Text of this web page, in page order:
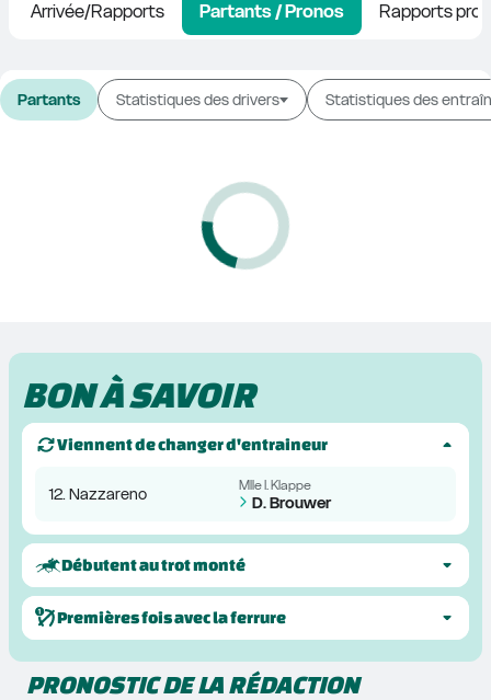
Arrivée/Rapports Partants / Pronos Rapports
Partants Statistiques des drivers Statistiques des
BON À SAVOIR
Viennent de changer d'entraineur
12. Nazzareno Mlle I. Klappe
D. Brouwer
Débutent au trot monté
Premières fois avec la ferrure
PRONOSTIC DE LA RÉDACTION